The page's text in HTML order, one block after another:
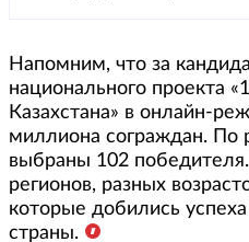
Напомним, что за
национального проекта
Казахстана» в онлайн-
миллиона сограждан. По
выбраны 102
регионов, разных
которые добились
страны.